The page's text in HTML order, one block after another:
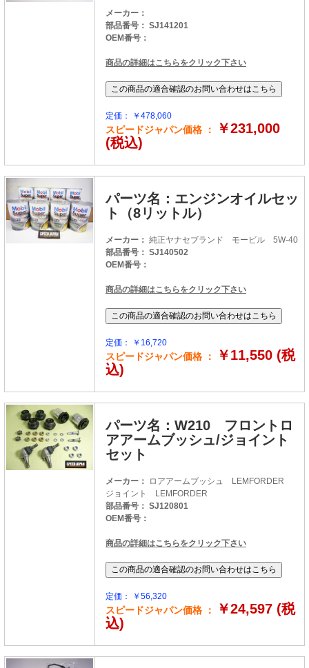
メーカー：
部品番号： SJ141201
OEM番号：
商品の詳細はこちらをクリック下さい
定価： ￥478,060
スピードジャパン価格 ：
￥231,000
(税込)
パーツ名：エンジンオイルセッ
ト（8リットル）
メーカー： 純正ヤナセブランド モービル 5W-40
部品番号： SJ140502
OEM番号：
商品の詳細はこちらをクリック下さい
定価： ￥16,720
スピードジャパン価格 ：
￥11,550 (税
込)
パーツ名：W210 フロントロ
アアームブッシュ/ジョイント
セット
メーカー：
ロアアームブッシュ LEMFORDER
ジョイント LEMFORDER
部品番号： SJ120801
OEM番号：
商品の詳細はこちらをクリック下さい
定価： ￥56,320
スピードジャパン価格 ：
￥24,597 (税
込)